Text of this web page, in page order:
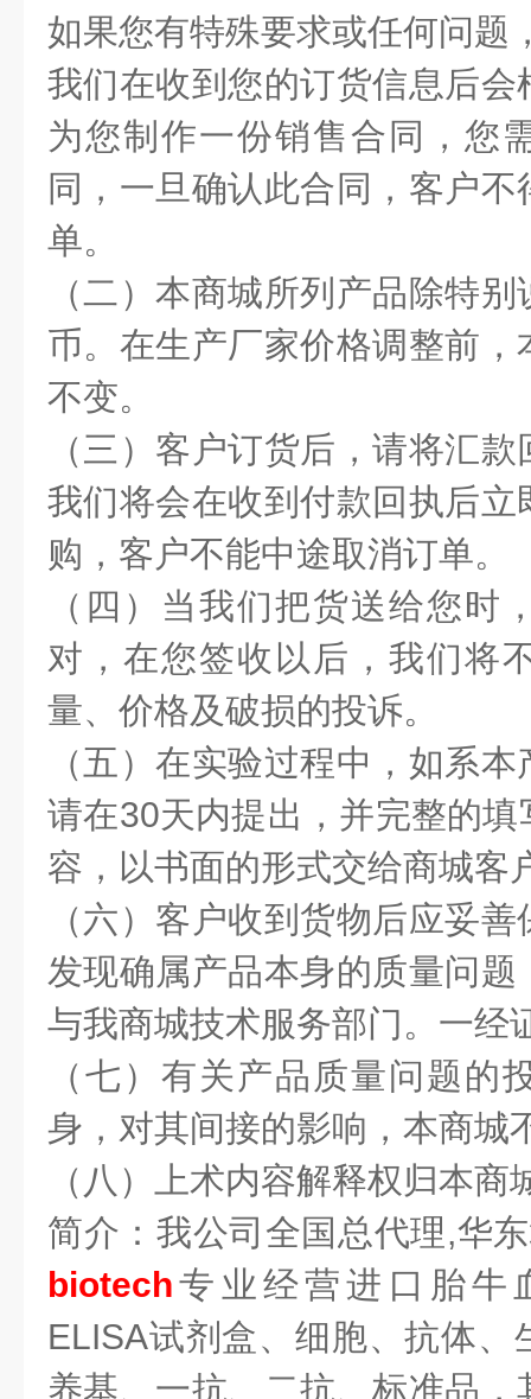
如果您有特殊要求或任何问题
我们在收到您的订货信息后
为您制作一份销售合同，您
同，一旦确认此合同，客户
单。
（二）本商城所列产品除特
币。在生产厂家价格调整前
不变。
（三）客户订货后，请将汇
我们将会在收到付款回执后
购，客户不能中途取消订单。
（四）当我们把货送给您时
对，在您签收以后，我们将
量、价格及破损的投诉。
（五）在实验过程中，如系
请在30天内提出，并完整的
容，以书面的形式交给商城客
（六）客户收到货物后应妥
发现确属产品本身的质量问
与我商城技术服务部门。一经
（七）有关产品质量问题的
身，对其间接的影响，本商城
（八）上术内容解释权归本商
简介：我公司全国总代理,华
biotech专业经营进口胎牛
ELISA试剂盒、细胞、抗体、
养基、一抗、二抗、标准品